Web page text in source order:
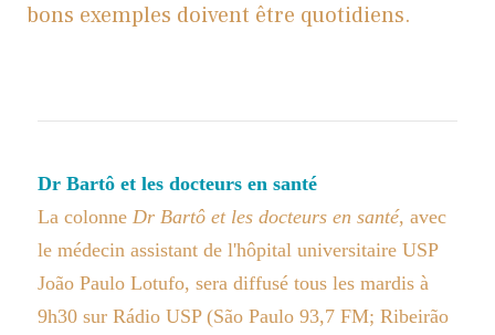
bons exemples doivent être quotidiens.
Dr Bartô et les docteurs en santé
La colonne Dr Bartô et les docteurs en santé, avec
le médecin assistant de l'hôpital universitaire USP
João Paulo Lotufo, sera diffusé tous les mardis à
9h30 sur Rádio USP (São Paulo 93,7 FM; Ribeirão